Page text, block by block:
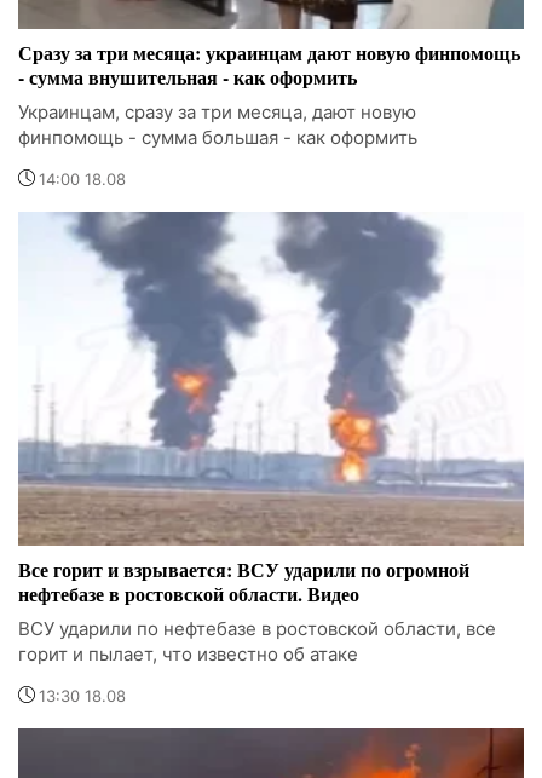
Сразу за три месяца: украинцам дают новую финпомощь
- сумма внушительная - как оформить
Украинцам, сразу за три месяца, дают новую
финпомощь - сумма большая - как оформить
14:00 18.08
Все горит и взрывается: ВСУ ударили по огромной
нефтебазе в ростовской области. Видео
ВСУ ударили по нефтебазе в ростовской области, все
горит и пылает, что известно об атаке
13:30 18.08